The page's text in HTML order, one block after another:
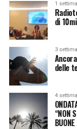
1
di
3
delle
4
“NON